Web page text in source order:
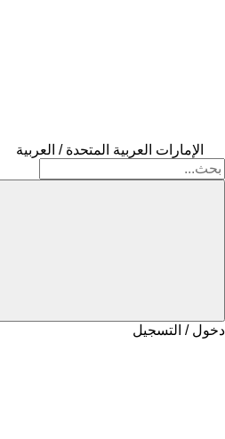
الإمارات العربية المتحدة / العربية
دخول / التسجيل